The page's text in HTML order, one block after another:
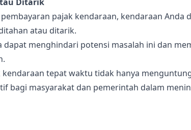
pajak kendaraan, kendaraan Anda
atau ditarik.
menghindari potensi masalah ini dan
tepat waktu tidak hanya
bagi masyarakat dan pemerintah dalam